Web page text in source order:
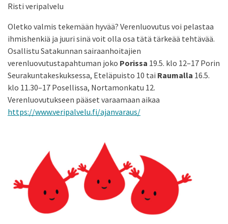
Risti veripalvelu
Oletko valmis tekemään hyvää? Verenluovutus voi pelastaa
ihmishenkiä ja juuri sinä voit olla osa tätä tärkeää tehtävää.
Osallistu Satakunnan sairaanhoitajien
verenluovutustapahtuman joko Porissa 19.5. klo 12–17 Porin
Seurakuntakeskuksessa, Eteläpuisto 10 tai Raumalla 16.5.
klo 11.30–17 Posellissa, Nortamonkatu 12.
Verenluovutukseen pääset varaamaan aikaa
https://www.veripalvelu.fi/ajanvaraus/